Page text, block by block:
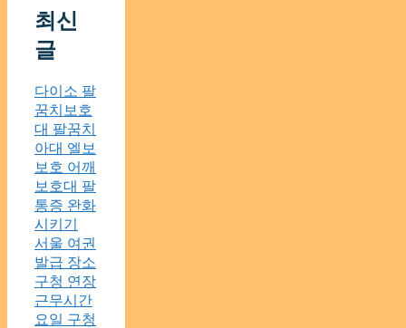
최신
글
다이소 팔
꿈치보호
대 팔꿈치
아대 엘보
보호 어깨
보호대 팔
통증 완화
시키기
서울 여권
발급 장소
구청 연장
근무시간
요일 구청